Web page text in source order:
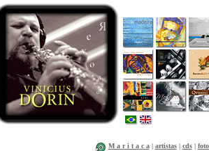
M a r i t a c a| artistas| cds|